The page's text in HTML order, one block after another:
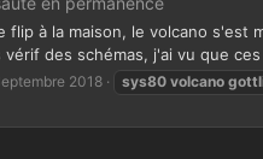
flip à la maison, le volcano
des schémas, j'ai vu que
2018 sys80 volcano